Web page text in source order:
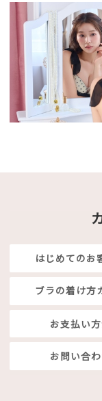
はじめてのお
ブラの着け方
お支払い
お問い合